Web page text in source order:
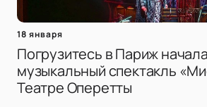
18 января
Погрузитесь в Париж
музыкальный спектакль
Театре Оперетты